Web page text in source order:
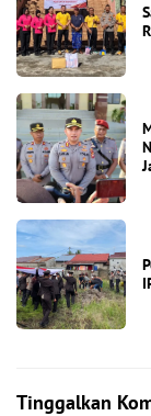
Tinggalkan